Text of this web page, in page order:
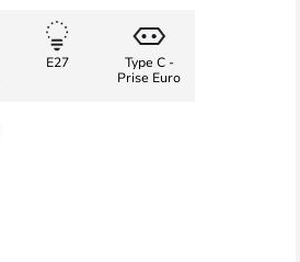
E27
Type C -
Prise Euro